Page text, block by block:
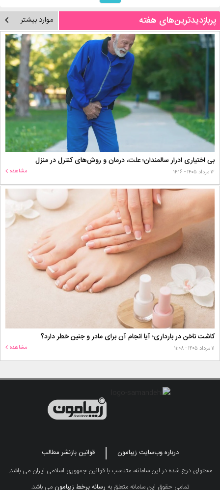
پربازدیدترین‌های هفته موارد بیشتر
بی اختیاری ادرار سالمندان؛ علت، درمان و روش‌های کنترل در منزل
۱۲ مرداد ۱۴۰۵ - ۱۴:۱۶ مشاهده
کاشت ناخن در بارداری؛ آیا انجام آن برای مادر و جنین خطر دارد؟
۱۱ مرداد ۱۴۰۵ - ۱۱:۰۸ مشاهده
درباره وب‌سایت زیبامون
قوانین بازنشر مطالب
محتوای درج شده در این سامانه، متناسب با قوانین جمهوری اسلامی ایران می باشد.
تمامی حقوق این سامانه متعلق به رسانه برخط زیبامونمی باشد.